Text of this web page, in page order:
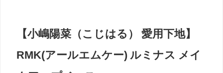
【小嶋陽菜（こじはる） 愛用下地】
RMK(アールエムケー) ルミナス メイ